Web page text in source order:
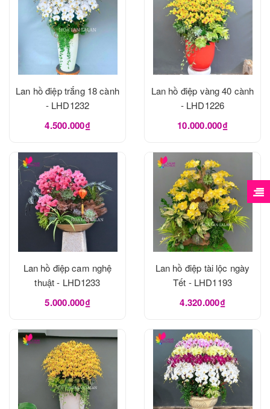
Lan hồ điệp trắng 18 cành
- LHD1232
4.500.000₫
Lan hồ điệp vàng 40 cành
- LHD1226
10.000.000₫
Lan hồ điệp cam nghệ
thuật - LHD1233
5.000.000₫
Lan hồ điệp tài lộc ngày
Tết - LHD1193
4.320.000₫